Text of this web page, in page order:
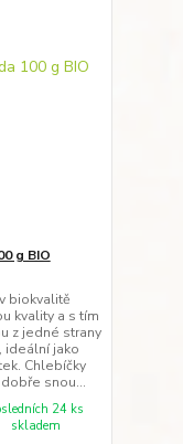
g BIO
biokvalitě
kvality a s tím
z jedné strany
ideální jako
Chlebíčky
snou...
24 ks
skladem